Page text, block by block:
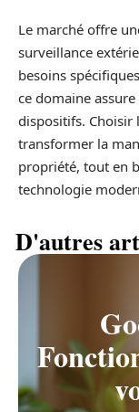
Le marché offre
surveillance
besoins
ce domaine
dispositifs. Choisir
transformer la
propriété, tout en
technologie
D'autres